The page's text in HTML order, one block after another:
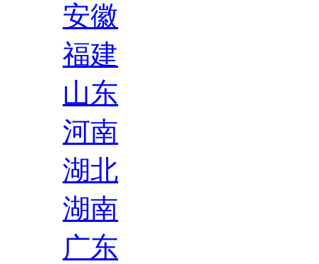
安徽
福建
山东
河南
湖北
湖南
广东